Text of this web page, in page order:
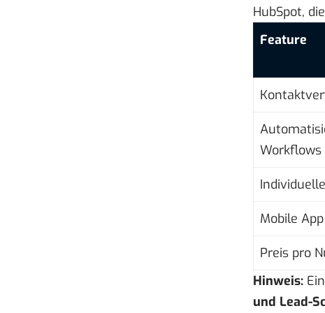
HubSpot,
Feature
Workflows
Mobile App
Preis pro
Hinweis:
und Lead-